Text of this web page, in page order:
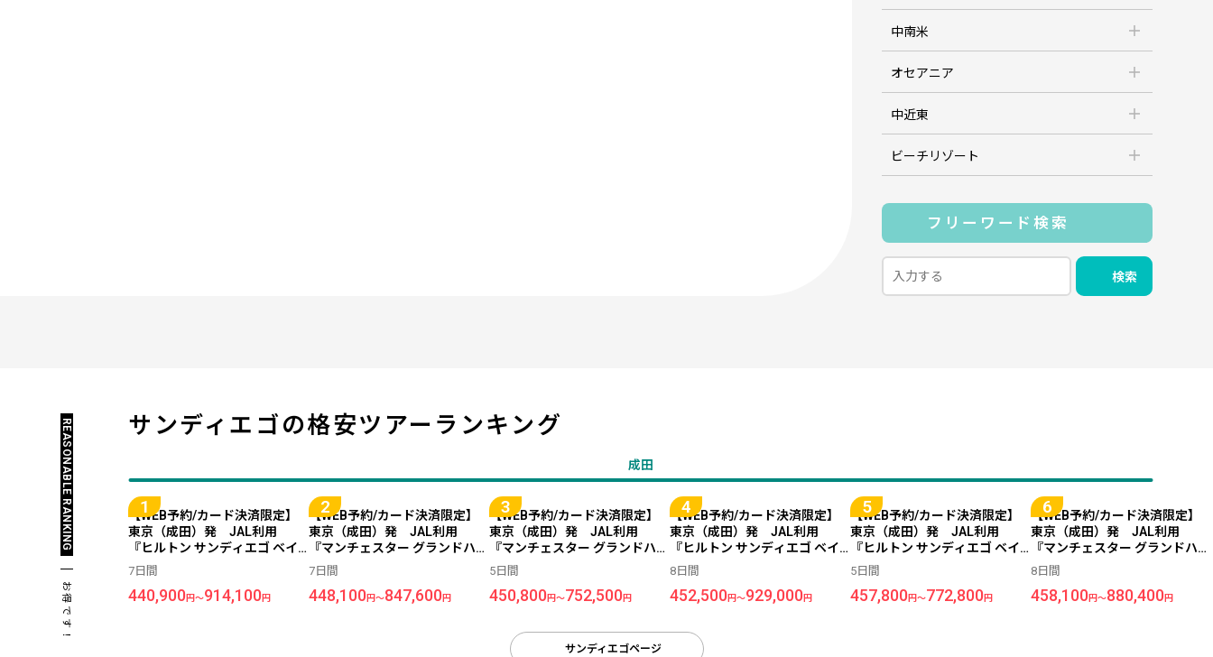
中南米
オセアニア
中近東
ビーチリゾート
フリーワード検索
検索
サンディエゴの格安ツアーランキング
REASONABLE RANKING
お得です！
成田
【WEB予約/カード決済限定】
東京（成田）発 JAL利用
『ヒルトン サンディエゴ ベイ
フロント』指定 ＜サンディエ
ゴ＞ 7日間
7日間
440,900円～914,100円
【WEB予約/カード決済限定】
東京（成田）発 JAL利用
『マンチェスター グランドハイ
アット サンディエゴ』指定 ＜
サンディエゴ＞ 7日間
7日間
448,100円～847,600円
【WEB予約/カード決済限定】
東京（成田）発 JAL利用
『マンチェスター グランドハイ
アット サンディエゴ』指定 ＜
サンディエゴ＞ 5日間
5日間
450,800円～752,500円
【WEB予約/カード決済限定】
東京（成田）発 JAL利用
『ヒルトン サンディエゴ ベイ
フロント』指定 ＜サンディエ
ゴ＞ 8日間
8日間
452,500円～929,000円
【WEB予約/カード決済限定】
東京（成田）発 JAL利用
『ヒルトン サンディエゴ ベイ
フロント』指定 ＜サンディエ
ゴ＞ 5日間
5日間
457,800円～772,800円
【WEB予約/カード決済限定】
東京（成田）発 JAL利用
『マンチェスター グランドハイ
アット サンディエゴ』指定 ＜
サンディエゴ＞ 8日間
8日間
458,100円～880,400円
サンディエゴページ